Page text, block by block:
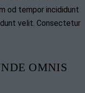
od tempor incididunt
velit. Consectetur
OMNIS